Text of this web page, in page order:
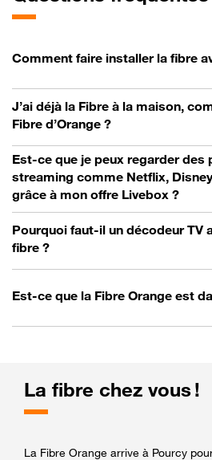
Comment faire installer la fibre
J’ai déjà la Fibre à la maison,
Fibre d’Orange ?
Est-ce que je peux regarder des
streaming comme Netflix,
grâce à mon offre Livebox ?
Pourquoi faut-il un décodeur TV
fibre ?
Est-ce que la Fibre Orange est
La fibre chez vous !
La Fibre Orange arrive à Pourcy